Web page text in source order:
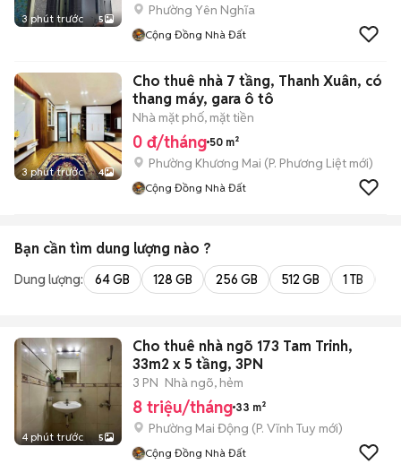
3 phút trước 5
Phường Yên Nghĩa
Cộng Đồng Nhà Đất
3 phút trước 4
Cho thuê nhà 7 tầng, Thanh Xuân, có
thang máy, gara ô tô
Nhà mặt phố, mặt tiền
0 đ/tháng 50 m²
Phường Khương Mai (P. Phương Liệt mới)
Cộng Đồng Nhà Đất
Bạn cần tìm dung lượng nào ?
Dung lượng: 64 GB 128 GB 256 GB 512 GB 1 TB
4 phút trước 5
Cho thuê nhà ngõ 173 Tam Trinh,
33m2 x 5 tầng, 3PN
3 PN Nhà ngõ, hẻm
8 triệu/tháng 33 m²
Phường Mai Động (P. Vĩnh Tuy mới)
Cộng Đồng Nhà Đất